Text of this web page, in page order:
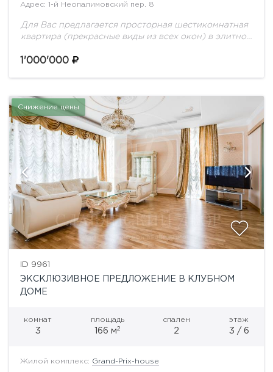
Адрес: 1-й Неопалимовский пер. 8
Для Вас предлагается просторная шестикомнатная
квартира (прекрасные виды из всех окон) в элитном
кв.м. Функциональной планировкой предусмотрено:
1'000'000
Снижение цены
ID 9961
ЭКСКЛЮЗИВНОЕ ПРЕДЛОЖЕНИЕ В КЛУБНОМ
ДОМЕ
комнат
3
площадь
166 м2
спален
2
этаж
3 / 6
Жилой комплекс: Grand-Prix-house